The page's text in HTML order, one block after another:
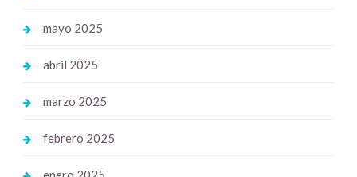
mayo 2025
abril 2025
marzo 2025
febrero 2025